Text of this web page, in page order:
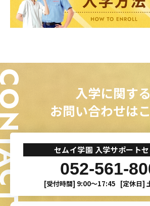
入学に関する
お問い合わせは
セムイ学園 入学サポート
052-561-
[受付時間] 9:00〜17:45 [定休日]